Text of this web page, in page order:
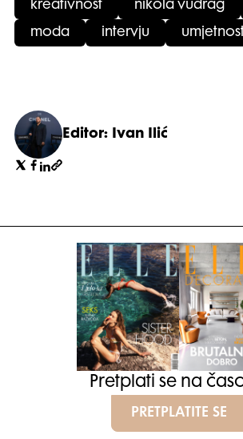
kreativnost nikola vudrag
moda intervju
Editor: Ivan Ilić
Pretplati se na
PRETPLATITE SE